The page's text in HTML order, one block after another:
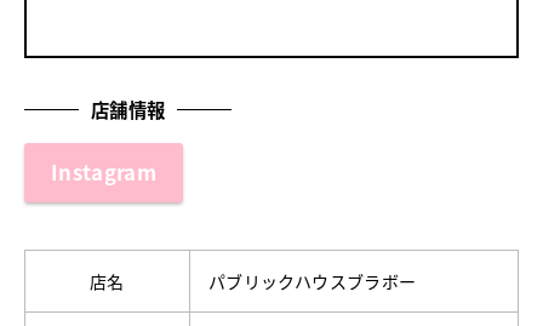
店舗情報
Instagram
店名 パブリックハウスブラボー